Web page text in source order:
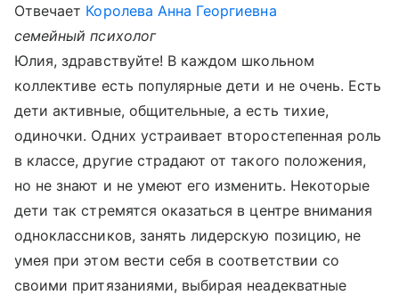
Отвечает Королева Анна Георгиевна
семейный психолог
Юлия, здравствуйте! В каждом школьном
коллективе есть популярные дети и не очень. Есть
дети активные, общительные, а есть тихие,
одиночки. Одних устраивает второстепенная роль
в классе, другие страдают от такого положения,
но не знают и не умеют его изменить. Некоторые
дети так стремятся оказаться в центре внимания
одноклассников, занять лидерскую позицию, не
умея при этом вести себя в соответствии со
своими притязаниями, выбирая неадекватные